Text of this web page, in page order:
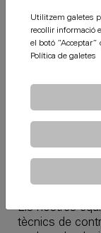
segons
client.
Els nostres
tècnics de
Utilitzem galetes
recollir informació
el botó ”Acceptar”
Política de galetes